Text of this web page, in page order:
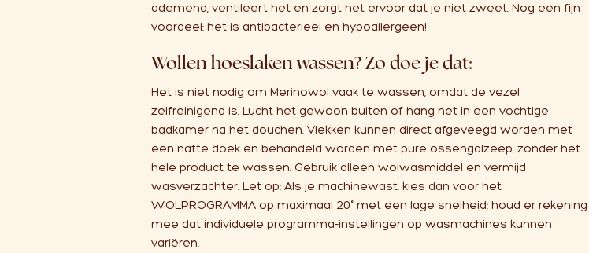
ademend, ventileert het en zorgt het ervoor dat je niet zweet. Nog een fijn
voordeel: het is antibacterieel en hypoallergeen!
Wollen hoeslaken wassen? Zo doe je dat:
Het is niet nodig om Merinowol vaak te wassen, omdat de vezel
zelfreinigend is. Lucht het gewoon buiten of hang het in een vochtige
badkamer na het douchen. Vlekken kunnen direct afgeveegd worden met
een natte doek en behandeld worden met pure ossengalzeep, zonder het
hele product te wassen. Gebruik alleen wolwasmiddel en vermijd
wasverzachter. Let op: Als je machinewast, kies dan voor het
WOLPROGRAMMA op maximaal 20° met een lage snelheid; houd er rekening
mee dat individuele programma-instellingen op wasmachines kunnen
variëren.